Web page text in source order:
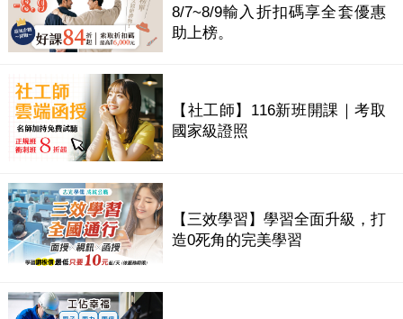
8/7~8/9輸入折扣碼享全套優惠
助上榜。
【社工師】116新班開課｜考取
國家級證照
【三效學習】學習全面升級，打
造0死角的完美學習